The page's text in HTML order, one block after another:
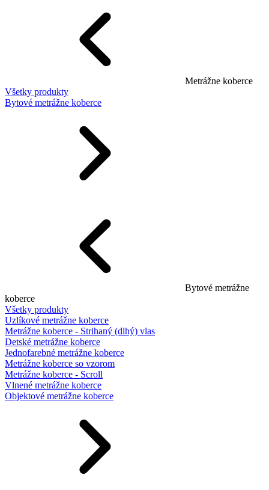
Metrážne koberce
Všetky produkty
Bytové metrážne koberce
Bytové metrážne
koberce
Všetky produkty
Uzlíkové metrážne koberce
Metrážne koberce - Strihaný (dlhý) vlas
Detské metrážne koberce
Jednofarebné metrážne koberce
Metrážne koberce so vzorom
Metrážne koberce - Scroll
Vlnené metrážne koberce
Objektové metrážne koberce